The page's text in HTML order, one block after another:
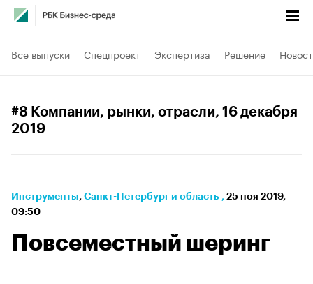
Все выпуски Спецпроект Экспертиза Решение
#8 Компании, рынки, отрасли, 16 декабря
2019
Инструменты⁠, Санкт-Петербург и область , 25 ноя 2019,
09:50
Повсеместный шеринг